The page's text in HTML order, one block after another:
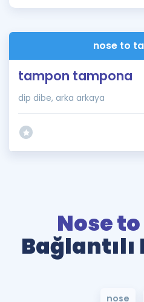
İngilizce Gramernose to
tampon tampona
dip dibe, arka arkaya
Nose
nose